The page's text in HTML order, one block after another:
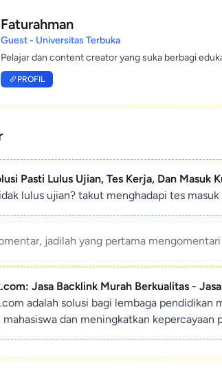
Faturahman
Guest - Universitas Terbuka
Pelajar dan content creator yang suka berbagi
PROFIL
Pasti Lulus Ujian, Tes Kerja, Dan Masuk
lulus ujian? takut menghadapi tes
jadilah yang pertama
Jasa Backlink Murah Berkualitas -
adalah solusi bagi lembaga
dan meningkatkan kepercayaan